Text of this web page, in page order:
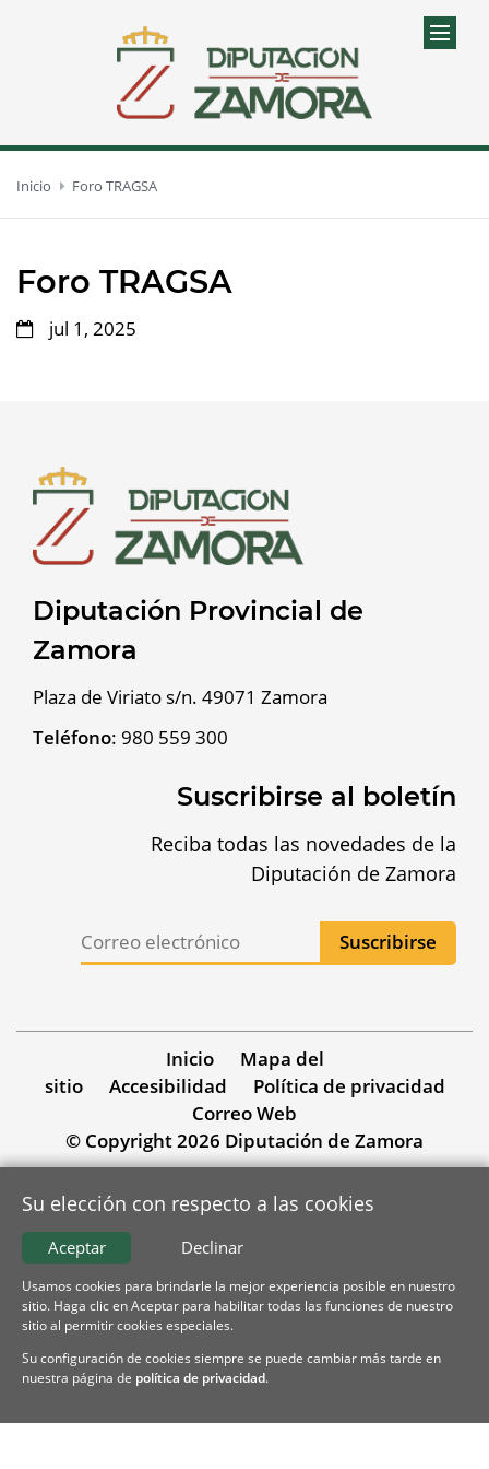
Inicio Foro TRAGSA
Foro TRAGSA
jul 1, 2025
Diputación Provincial de
Zamora
Plaza de Viriato s/n. 49071 Zamora
Teléfono: 980 559 300
Suscribirse al boletín
Reciba todas las novedades de la
Diputación de Zamora
Inicio
Mapa del
sitio
Accesibilidad
Política de privacidad
Correo Web
© Copyright 2026 Diputación de Zamora
Su elección con respecto a las cookies
Declinar
Aceptar
Usamos cookies para brindarle la mejor experiencia posible en nuestro
sitio. Haga clic en Aceptar para habilitar todas las funciones de nuestro
sitio al permitir cookies especiales.
Su configuración de cookies siempre se puede cambiar más tarde en
nuestra página de política de privacidad.